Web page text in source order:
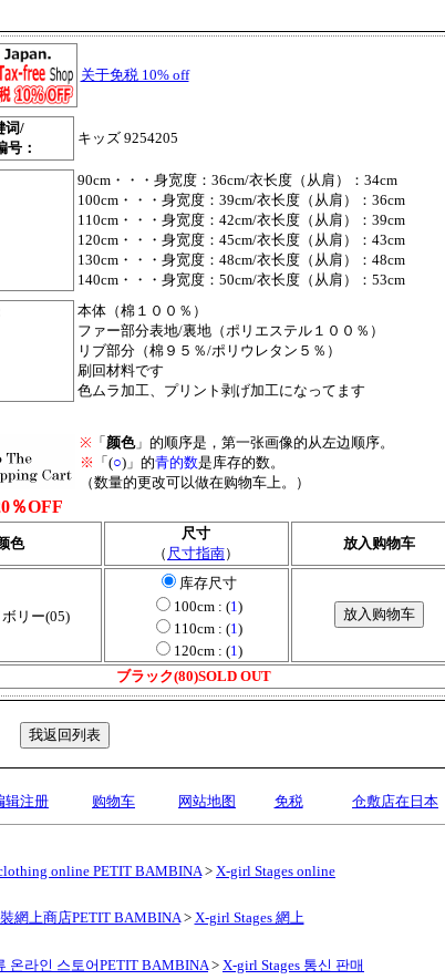
关于免税 10% off
词/
号：
キッズ 9254205
90cm・・・身宽度：36cm/衣长度（从肩）：34cm
100cm・・・身宽度：39cm/衣长度（从肩）：36cm
110cm・・・身宽度：42cm/衣长度（从肩）：39cm
120cm・・・身宽度：45cm/衣长度（从肩）：43cm
130cm・・・身宽度：48cm/衣长度（从肩）：48cm
140cm・・・身宽度：50cm/衣长度（从肩）：53cm
本体（棉１００％）
ファー部分表地/裏地（ポリエステル１００％）
リブ部分（棉９５％/ポリウレタン５％）
刷回材料です
色ムラ加工、プリント剥げ加工になってます
※「 颜色」的顺序是，第一张画像的从左边顺序。
※ 「(○)」的青的数是库存的数。
（数量的更改可以做在购物车上。）
％OFF
色
尺寸
（ 尺寸指南）
放入购物车
リー(05)
库存尺寸
100cm : (1)
110cm : (1)
120cm : (1)
ブラック(80)SOLD OUT
辑注册 购物车 网站地图 免税 仓敷店在日本
online PETIT BAMBINA> X-girl Stages online
網上商店PETIT BAMBINA> X-girl Stages 網上
온라인 스토어PETIT BAMBINA> X-girl Stages 통신 판매